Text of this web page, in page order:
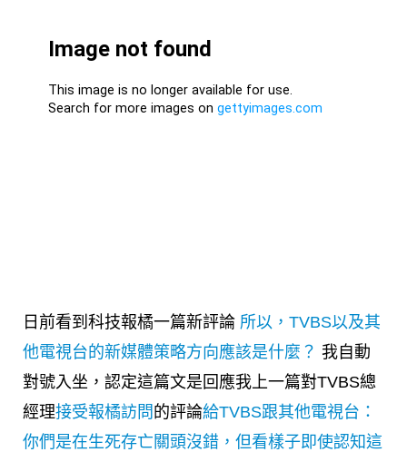
日前看到科技報橘一篇新評論 所以，TVBS以及其
他電視台的新媒體策略方向應該是什麼？ 我自動
對號入坐，認定這篇文是回應我上一篇對TVBS總
經理接受報橘訪問 的評論給TVBS跟其他電視台：
你們是在生死存亡關頭沒錯，但看樣子即使認知這